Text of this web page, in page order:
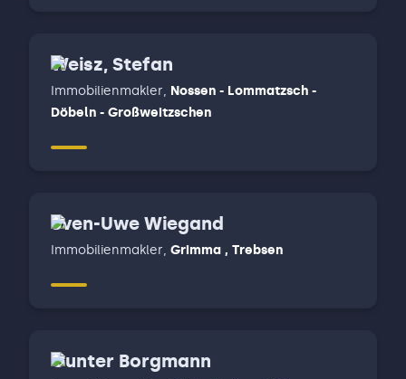
Weisz, Stefan
Immobilienmakler, Nossen - Lommatzsch -
Döbeln - Großweitzschen
Sven-Uwe Wiegand
Immobilienmakler, Grimma , Trebsen
Gunter Borgmann